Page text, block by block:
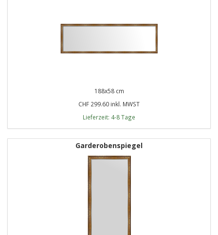
188x58 cm
CHF 299.60 inkl. MWST
Lieferzeit: 4-8 Tage
Garderobenspiegel